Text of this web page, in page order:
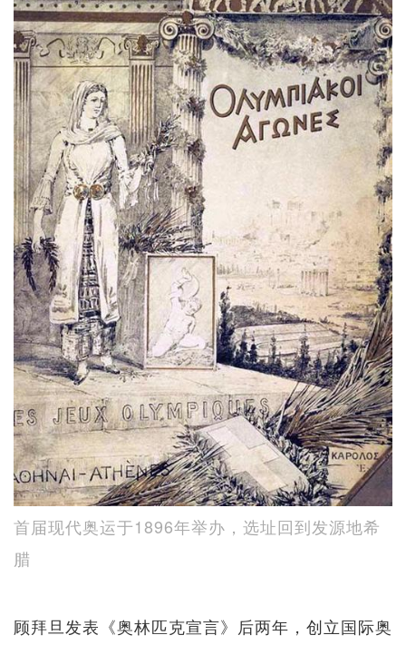
首届现代奥运于1896年举办，选址回到发源地希
腊
顾拜旦发表《奥林匹克宣言》后两年，创立国际奥